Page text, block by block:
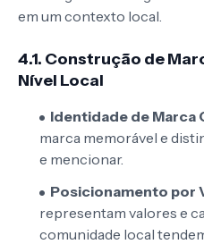
em um contexto local.
4.1. Construção de
Nível Local
Identidade de Marca
marca memorável e
e mencionar.
Posicionamento por
representam valores e
comunidade local